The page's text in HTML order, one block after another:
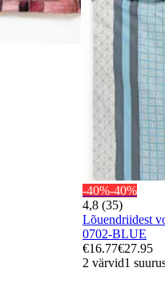
-40%-40%
4,8 (35)
Lõuendriidest
0702-BLUE
€16.77€27.95
2 värvid1